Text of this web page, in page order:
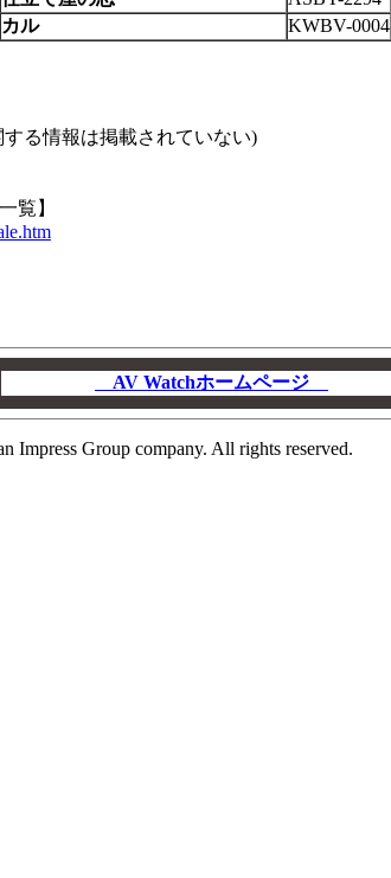
カル
KWBV-0004
る情報は掲載されていない)
覧】
AV Watchホームページ
Impress Group company. All rights reserved.